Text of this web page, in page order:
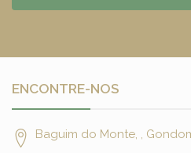
ENCONTRE-NOS
Baguim do Monte, ,